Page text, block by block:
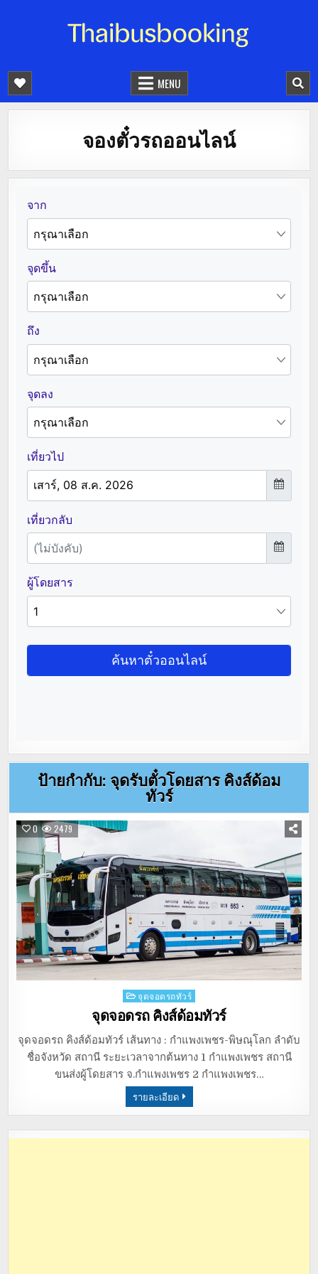
จองตั๋วรถออนไลน์ 24 ชั่วโมง
MENU
จองตั๋วรถออนไลน์
ป้ายกำกับ: จุดรับตั๋วโดยสาร คิงส์ด้อม
ทัวร์
0 2479
Posted
in
จุดจอดรถทัวร์
จุดจอดรถ คิงส์ด้อมทัวร์
จุดจอดรถ คิงส์ด้อมทัวร์ เส้นทาง : กำแพงเพชร-พิษณุโลก ลำดับ
ชื่อจังหวัด สถานี ระยะเวลาจากต้นทาง 1 กำแพงเพชร สถานี
ขนส่งผู้โดยสาร จ.กำแพงเพชร 2 กำแพงเพชร…
รายละเอียด